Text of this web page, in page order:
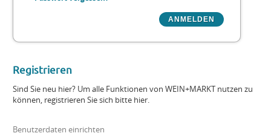
Registrieren
Sind Sie neu hier? Um alle Funktionen von WEIN+MARKT nutzen zu
können, registrieren Sie sich bitte hier.
Benutzerdaten einrichten